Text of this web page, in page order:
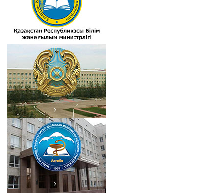
Ақ төбе облысының әкімдігі